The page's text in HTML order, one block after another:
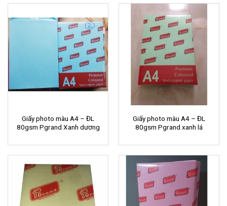
Giấy photo màu A4 – ĐL
80gsm Pgrand Xanh dương
Giấy photo màu A4 – ĐL
80gsm Pgrand xanh lá